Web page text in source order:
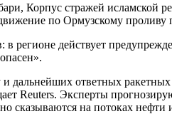
Корпус стражей исламской
по Ормузскому проливу
в регионе действует
ответных ракетных
Reuters. Эксперты
сказываются на потоках